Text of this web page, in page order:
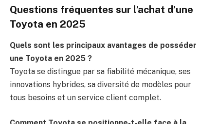
Questions fréquentes sur l’achat d’une
Toyota en 2025
Quels sont les principaux avantages de posséder
une Toyota en 2025 ?
Toyota se distingue par sa fiabilité mécanique, ses
innovations hybrides, sa diversité de modèles pour
tous besoins et un service client complet.